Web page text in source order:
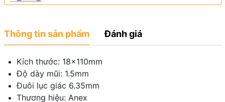
Thông tin sản phẩm Đánh giá
Kích thước: 18x110mm
Độ dày mũi: 1.5mm
Đuôi lục giác 6.35mm
Thương hiệu: Anex